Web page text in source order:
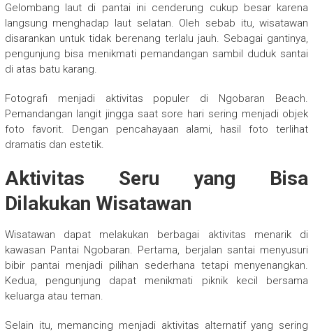
Gelombang laut di pantai ini cenderung cukup besar karena
langsung menghadap laut selatan. Oleh sebab itu, wisatawan
disarankan untuk tidak berenang terlalu jauh. Sebagai gantinya,
pengunjung bisa menikmati pemandangan sambil duduk santai
di atas batu karang.
Fotografi menjadi aktivitas populer di Ngobaran Beach.
Pemandangan langit jingga saat sore hari sering menjadi objek
foto favorit. Dengan pencahayaan alami, hasil foto terlihat
dramatis dan estetik.
Aktivitas Seru yang Bisa
Dilakukan Wisatawan
Wisatawan dapat melakukan berbagai aktivitas menarik di
kawasan Pantai Ngobaran. Pertama, berjalan santai menyusuri
bibir pantai menjadi pilihan sederhana tetapi menyenangkan.
Kedua, pengunjung dapat menikmati piknik kecil bersama
keluarga atau teman.
Selain itu, memancing menjadi aktivitas alternatif yang sering